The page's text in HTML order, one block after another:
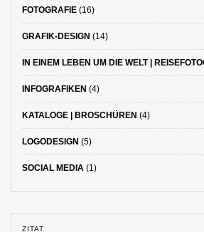
FOTOGRAFIE (16)
GRAFIK-DESIGN (14)
IN EINEM LEBEN UM DIE WELT |
INFOGRAFIKEN (4)
KATALOGE | BROSCHÜREN (4)
LOGODESIGN (5)
SOCIAL MEDIA (1)
ZITAT